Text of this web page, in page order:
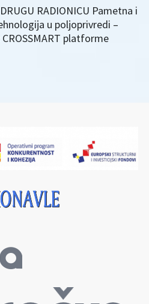
RADIONICU Pametna i
u poljoprivredi –
platforme